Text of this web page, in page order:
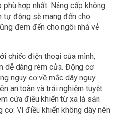
hợp nhất. Nâng cấp không
tự động sẽ mang đến cho
đem đến cho ngôi nhà vẻ
chiếc điện thoại của mình,
dễ dàng rèm cửa. Động cơ
nguy cơ về mắc dây nguy
an toàn và trải nghiệm tuyệt
cửa điều khiển từ xa là sản
cơ. Vì điều khiển không dây nên